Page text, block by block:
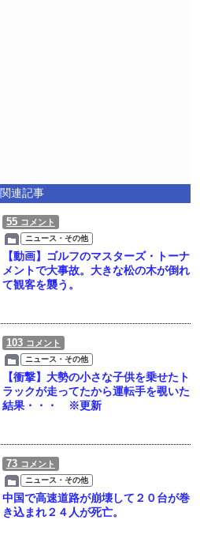
関連記事
55 コメント
ニュース・その他
【動画】ゴルフのマスターズ・トーナ
メントで大事故。大きな松の木が倒れ
て観客を襲う。
103 コメント
ニュース・その他
【衝撃】大勢の小さな子供を乗せたト
ラックが走ってたから運転手を覗いた
結果・・・ ※更新
73 コメント
ニュース・その他
中国で高速道路が崩壊して２０台が巻
き込まれ２４人が死亡。